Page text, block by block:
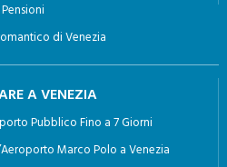
Pensioni
di Venezia
A VENEZIA
Pubblico Fino a 7 Giorni
Marco Polo a Venezia